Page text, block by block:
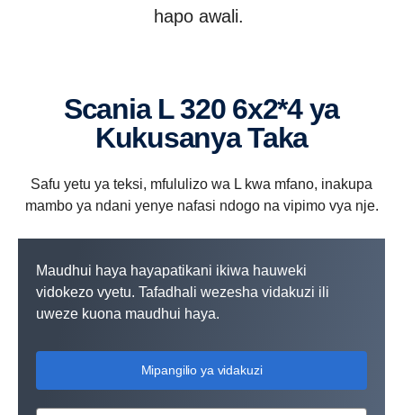
hapo awali.
Scania L 320 6x2*4 ya
Kukusanya Taka
Safu yetu ya teksi, mfululizo wa L kwa mfano, inakupa
mambo ya ndani yenye nafasi ndogo na vipimo vya nje.
Maudhui haya hayapatikani ikiwa hauweki
vidokezo vyetu. Tafadhali wezesha vidakuzi ili
uweze kuona maudhui haya.
Mipangilio ya vidakuzi